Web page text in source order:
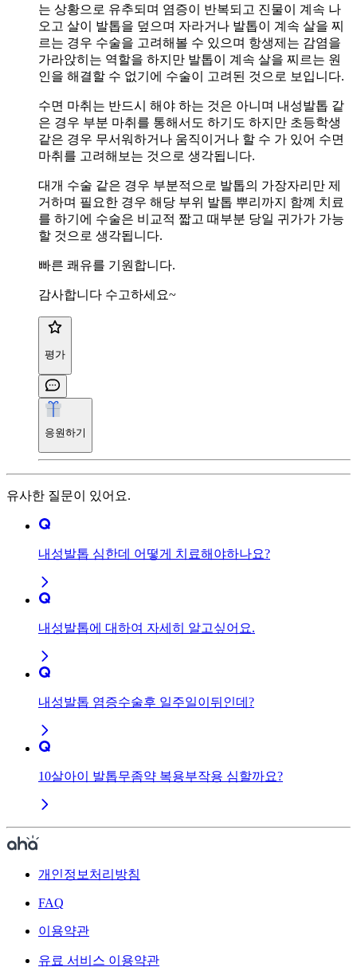
는 상황으로 유추되며 염증이 반복되고 진물이 계속 나
오고 살이 발톱을 덮으며 자라거나 발톱이 계속 살을 찌
르는 경우 수술을 고려해볼 수 있으며 항생제는 감염을
가라앉히는 역할을 하지만 발톱이 계속 살을 찌르는 원
인을 해결할 수 없기에 수술이 고려된 것으로 보입니다.
수면 마취는 반드시 해야 하는 것은 아니며 내성발톱 같
은 경우 부분 마취를 통해서도 하기도 하지만 초등학생
같은 경우 무서워하거나 움직이거나 할 수 가 있어 수면
마취를 고려해보는 것으로 생각됩니다.
대개 수술 같은 경우 부분적으로 발톱의 가장자리만 제
거하며 필요한 경우 해당 부위 발톱 뿌리까지 함꼐 치료
를 하기에 수술은 비교적 짧고 때부분 당일 귀가가 가능
할 것으로 생각됩니다.
빠른 쾌유를 기원합니다.
감사합니다 수고하세요~
평가
응원하기
유사한 질문이 있어요.
내성발톱 심한데 어떻게 치료해야하나요?
내성발톱에 대하여 자세히 알고싶어요.
내성발톱 염증수술후 일주일이뒤인데?
10살아이 발톱무좀약 복용부작용 심할까요?
개인정보처리방침
FAQ
이용약관
유료 서비스 이용약관